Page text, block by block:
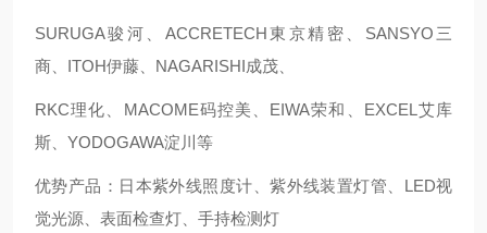
SURUGA骏河、ACCRETECH東京精密、SANSYO三
商、ITOH伊藤、NAGARISHI成茂、
RKC理化、MACOME码控美、EIWA荣和、EXCEL艾库
斯、YODOGAWA淀川等
优势产品：日本紫外线照度计、紫外线装置灯管、LED视
觉光源、表面检查灯、手持检测灯